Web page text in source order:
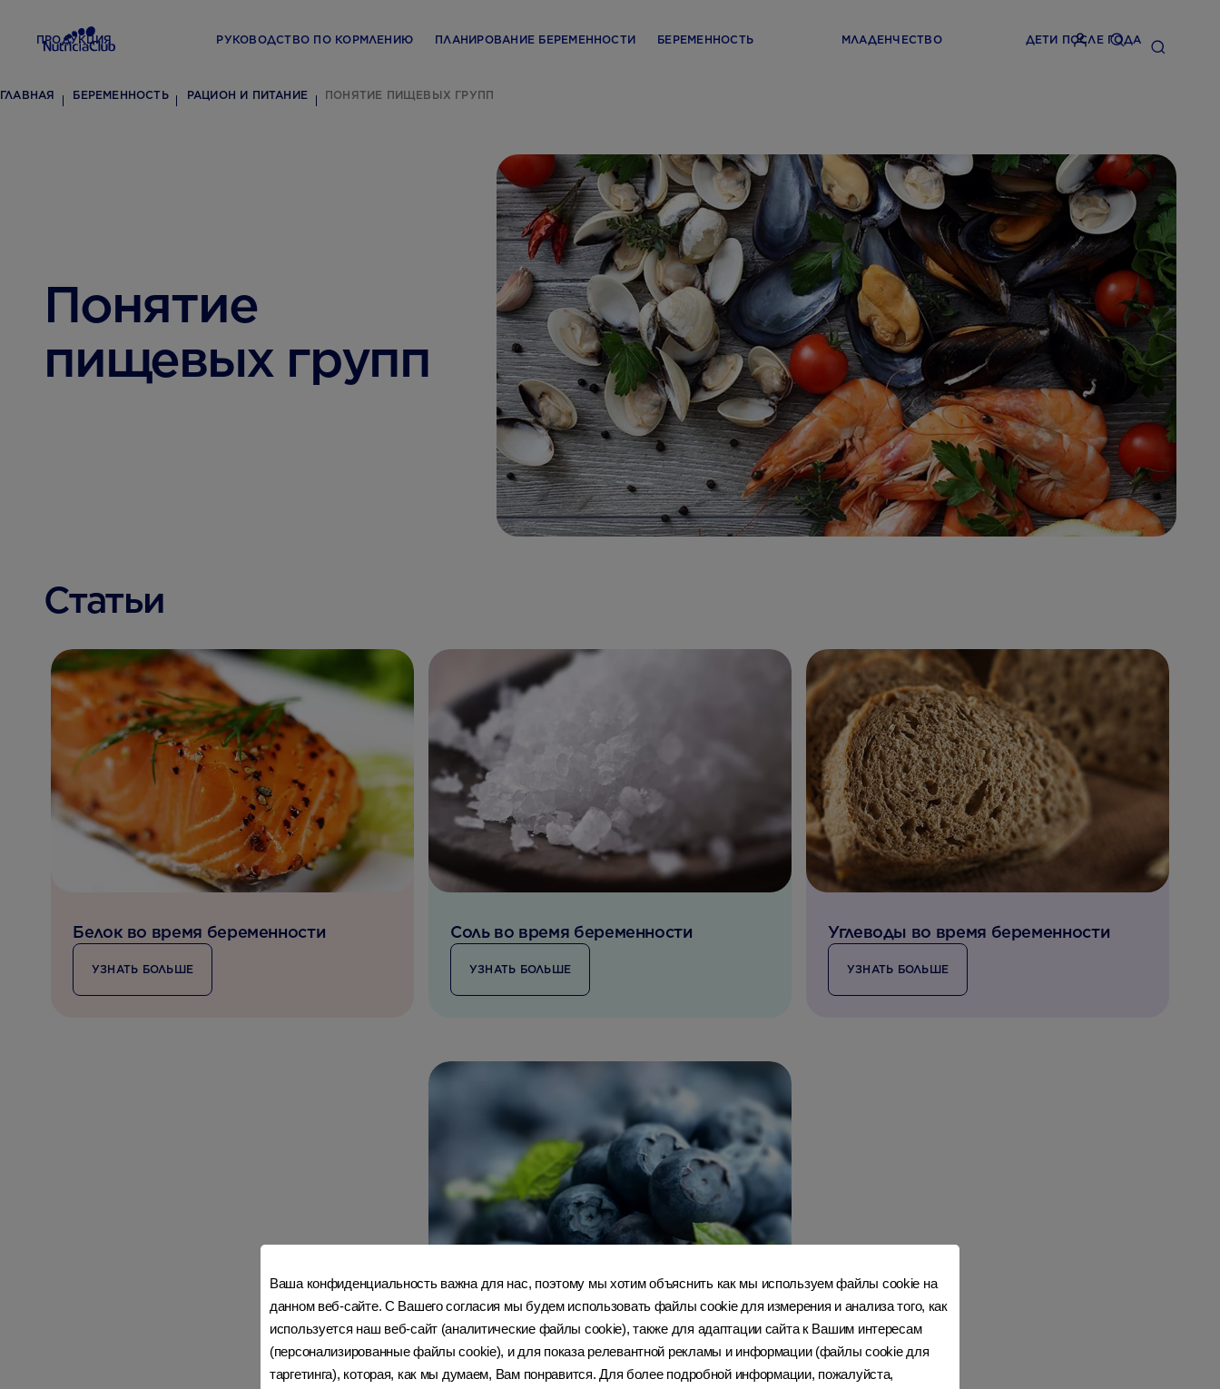
ПРОДУКЦИЯ РУКОВОДСТВО ПО КОРМЛЕНИЮ ПЛАНИРОВАНИЕ БЕРЕМЕННОСТИ БЕРЕМЕННОСТЬ МЛАДЕНЧЕСТВО ДЕТИ ПОСЛЕ ГОДА
ГЛАВНАЯ БЕРЕМЕННОСТЬ РАЦИОН И ПИТАНИЕ ПОНЯТИЕ ПИЩЕВЫХ ГРУПП
Понятие
пищевых групп
Статьи
Белок во время беременности
УЗНАТЬ БОЛЬШЕ
Соль во время беременности
УЗНАТЬ БОЛЬШЕ
Углеводы во время беременности
УЗНАТЬ БОЛЬШЕ
«Суперпродукты» во время
беременности
Ваша конфиденциальность важна для нас, поэтому мы хотим объяснить как мы используем файлы cookie на
данном веб-сайте. С Вашего согласия мы будем использовать файлы cookie для измерения и анализа того, как
используется наш веб-сайт (аналитические файлы cookie), также для адаптации сайта к Вашим интересам
(персонализированные файлы cookie), и для показа релевантной рекламы и информации (файлы cookie для
таргетинга), которая, как мы думаем, Вам понравится. Для более подробной информации, пожалуйста,